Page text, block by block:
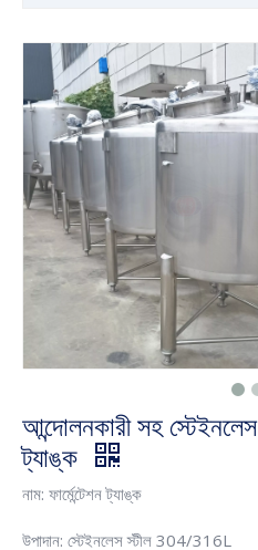
আন্দোলনকারী সহ
ট্যাঙ্ক
নাম: ফার্মেন্টেশন ট্যাঙ্ক
উপাদান: স্টেইনলেস স্টীল 304/316L